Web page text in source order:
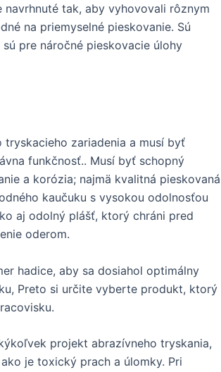
tak, aby vyhovovali rôznym
na priemyselné pieskovanie. Sú
pre náročné pieskovacie úlohy
zariadenia a musí byť
funkčnosť.. Musí byť schopný
a korózia; najmä kvalitná pieskovaná
kaučuku s vysokou odolnosťou
aj odolný plášť, ktorý chráni pred
oderom.
hadice, aby sa dosiahol optimálny
Preto si určite vyberte produkt, ktorý
projekt abrazívneho tryskania,
je toxický prach a úlomky. Pri